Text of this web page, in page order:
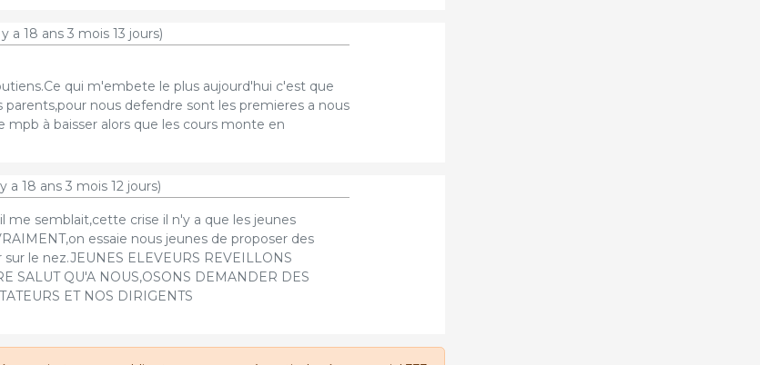
y a 18 ans 3 mois 13 jours)
qui m'embete le plus aujourd'hui c'est que
parents,pour nous defendre sont les premieres a nous
mpb à baisser alors que les cours monte en
a 18 ans 3 mois 12 jours)
me semblait,cette crise il n'y a que les jeunes
essaie nous jeunes de proposer des
le nez.JEUNES ELEVEURS REVEILLONS
SALUT QU'A NOUS,OSONS DEMANDER DES
ET NOS DIRIGENTS